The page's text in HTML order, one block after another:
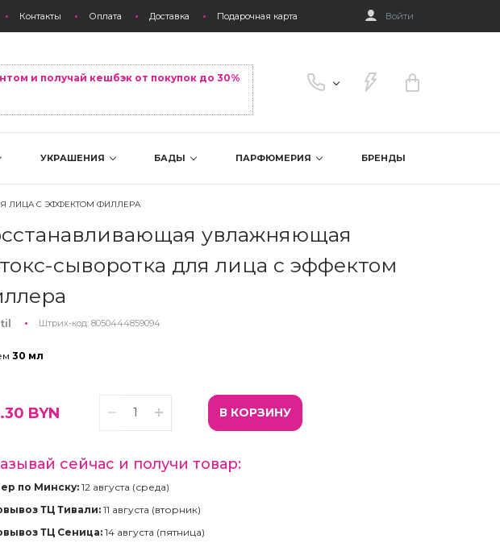
Контакты Оплата Доставка Подарочная карта Войти
и получай кешбэк от покупок до 30%
УКРАШЕНИЯ БАДЫ ПАРФЮМЕРИЯ БРЕНДЫ
ЛИЦА С ЭФФЕКТОМ ФИЛЛЕРА
увлажняющая
сыворотка для лица с эффектом
Штрих-код: 8050444859094
30 мл
BYN В КОРЗИНУ
сейчас и получи товар:
по Минску:12 августа (среда)
ТЦ Тивали:11 августа (вторник)
ТЦ Сеница: 14 августа (пятница)